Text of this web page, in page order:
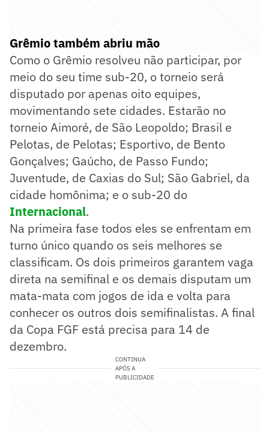
Grêmio também abriu mão
Como o Grêmio resolveu não participar, por
meio do seu time sub-20, o torneio será
disputado por apenas oito equipes,
movimentando sete cidades. Estarão no
torneio Aimoré, de São Leopoldo; Brasil e
Pelotas, de Pelotas; Esportivo, de Bento
Gonçalves; Gaúcho, de Passo Fundo;
Juventude, de Caxias do Sul; São Gabriel, da
cidade homônima; e o sub-20 do
Internacional.
Na primeira fase todos eles se enfrentam em
turno único quando os seis melhores se
classificam. Os dois primeiros garantem vaga
direta na semifinal e os demais disputam um
mata-mata com jogos de ida e volta para
conhecer os outros dois semifinalistas. A final
da Copa FGF está precisa para 14 de
dezembro.
CONTINUA
APÓS A
PUBLICIDADE